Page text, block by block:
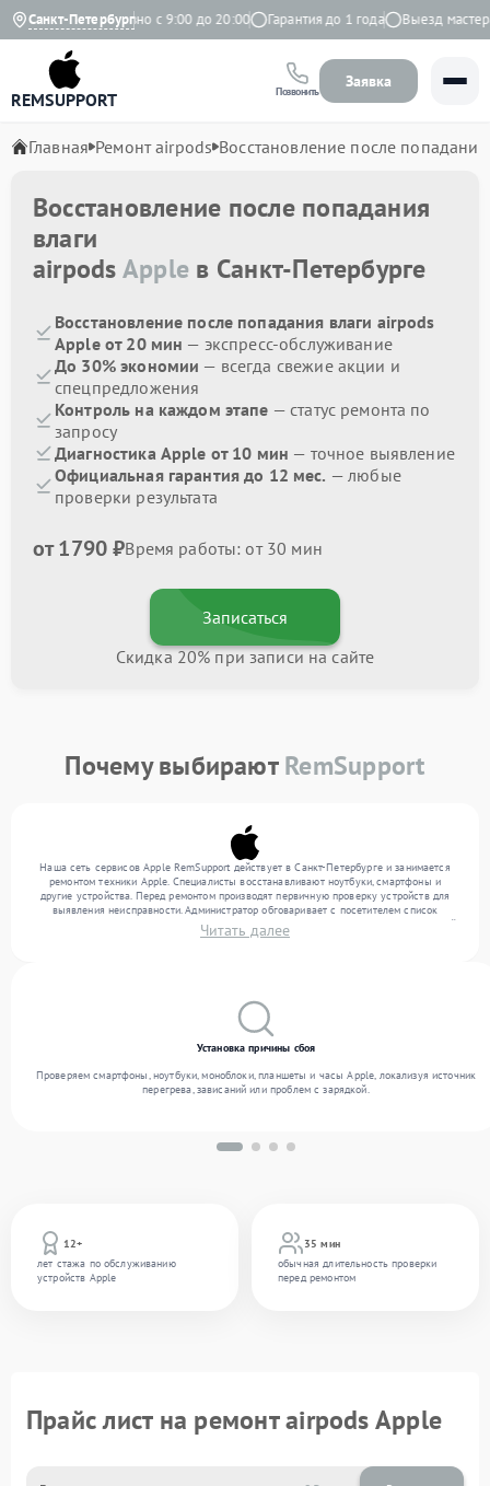
Санкт-Петербург
Ежедневно с 9:00 до 20:00 Гарантия до 1 года Выезд мастера
REMSUPPORT Позвонить
Заявка
Главная Ремонт airpods Восстановление после попадания
Восстановление после попадания
влаги
airpodsApple в Санкт-Петербурге
Восстановление после попадания влаги airpods
Apple от 20 мин — экспресс-обслуживание
До 30% экономии — всегда свежие акции и
спецпредложения
Контроль на каждом этапе — статус ремонта по
запросу
Диагностика Apple от 10 мин — точное выявление
Официальная гарантия до 12 мес. — любые
проверки результата
от 1790 ₽Время работы: от 30 мин
Записаться
Скидка 20% при записи на сайте
Почему выбираютRemSupport
Наша сеть сервисов Apple RemSupport действует в Санкт-Петербурге и занимается
ремонтом техники Apple. Специалисты восстанавливают ноутбуки, смартфоны и
другие устройства. Перед ремонтом производят первичную проверку устройств для
выявления неисправности. Администратор обговаривает с посетителем список
нужных услуг и цену. Только потом техники осуществляют восстановление с заменой
запчастей по необходимости. По окончании работ их качество подтверждается
Читать далее
12+
лет стажа по обслуживанию
устройств Apple
35 мин
обычная длительность проверки
перед ремонтом
Установка причины сбоя
Проверяем смартфоны, ноутбуки, моноблоки, планшеты и часы Apple, локализуя источник
перегрева, зависаний или проблем с зарядкой.
Прайс лист на ремонт airpods Apple